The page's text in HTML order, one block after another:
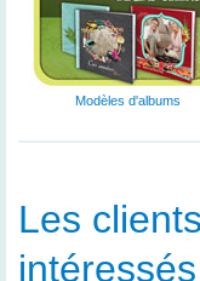
Modèles d'albums
Les